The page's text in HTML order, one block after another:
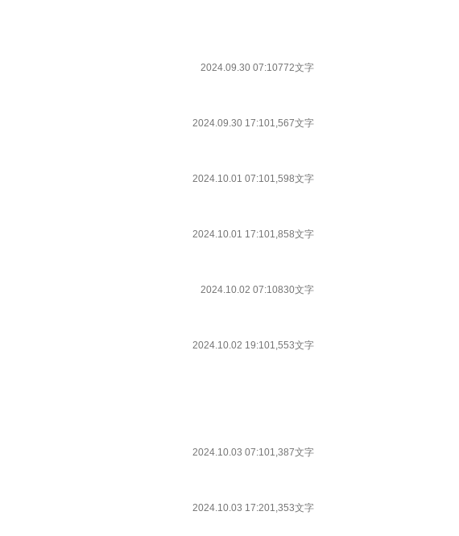
2024.09.30 07:10772文字
2024.09.30 17:101,567文字
2024.10.01 07:101,598文字
2024.10.01 17:101,858文字
2024.10.02 07:10830文字
2024.10.02 19:101,553文字
2024.10.03 07:101,387文字
2024.10.03 17:201,353文字